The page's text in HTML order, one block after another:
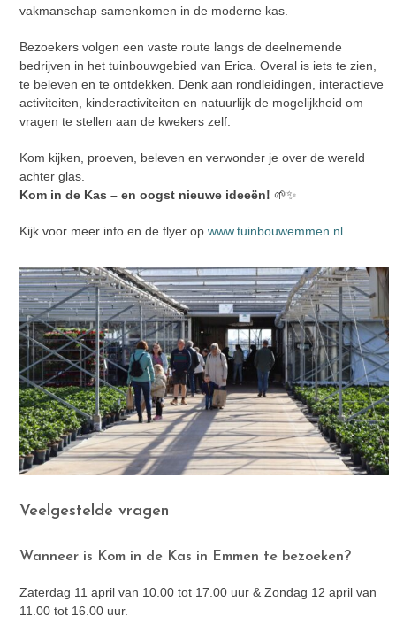
vakmanschap samenkomen in de moderne kas.
Bezoekers volgen een vaste route langs de deelnemende
bedrijven in het tuinbouwgebied van Erica. Overal is iets te zien,
te beleven en te ontdekken. Denk aan rondleidingen, interactieve
activiteiten, kinderactiviteiten en natuurlijk de mogelijkheid om
vragen te stellen aan de kwekers zelf.
Kom kijken, proeven, beleven en verwonder je over de wereld
achter glas.
Kom in de Kas – en oogst nieuwe ideeën! 🌱✨
Kijk voor meer info en de flyer opwww.tuinbouwemmen.nl
Veelgestelde vragen
Wanneer is Kom in de Kas in Emmen te bezoeken?
Zaterdag 11 april van 10.00 tot 17.00 uur & Zondag 12 april van
11.00 tot 16.00 uur.